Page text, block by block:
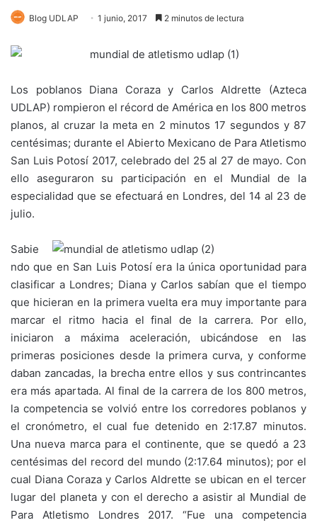
Blog UDLAP 1 junio, 2017 2 minutos de lectura
Los poblanos Diana Coraza y Carlos Aldrette (Azteca
UDLAP) rompieron el récord de América en los 800 metros
planos, al cruzar la meta en 2 minutos 17 segundos y 87
centésimas; durante el Abierto Mexicano de Para Atletismo
San Luis Potosí 2017, celebrado del 25 al 27 de mayo. Con
ello aseguraron su participación en el Mundial de la
especialidad que se efectuará en Londres, del 14 al 23 de
julio.
Sabie
ndo que en San Luis Potosí era la única oportunidad para
clasificar a Londres; Diana y Carlos sabían que el tiempo
que hicieran en la primera vuelta era muy importante para
marcar el ritmo hacia el final de la carrera. Por ello,
iniciaron a máxima aceleración, ubicándose en las
primeras posiciones desde la primera curva, y conforme
daban zancadas, la brecha entre ellos y sus contrincantes
era más apartada. Al final de la carrera de los 800 metros,
la competencia se volvió entre los corredores poblanos y
el cronómetro, el cual fue detenido en 2:17.87 minutos.
Una nueva marca para el continente, que se quedó a 23
centésimas del record del mundo (2:17.64 minutos); por el
cual Diana Coraza y Carlos Aldrette se ubican en el tercer
lugar del planeta y con el derecho a asistir al Mundial de
Para Atletismo Londres 2017. “Fue una competencia